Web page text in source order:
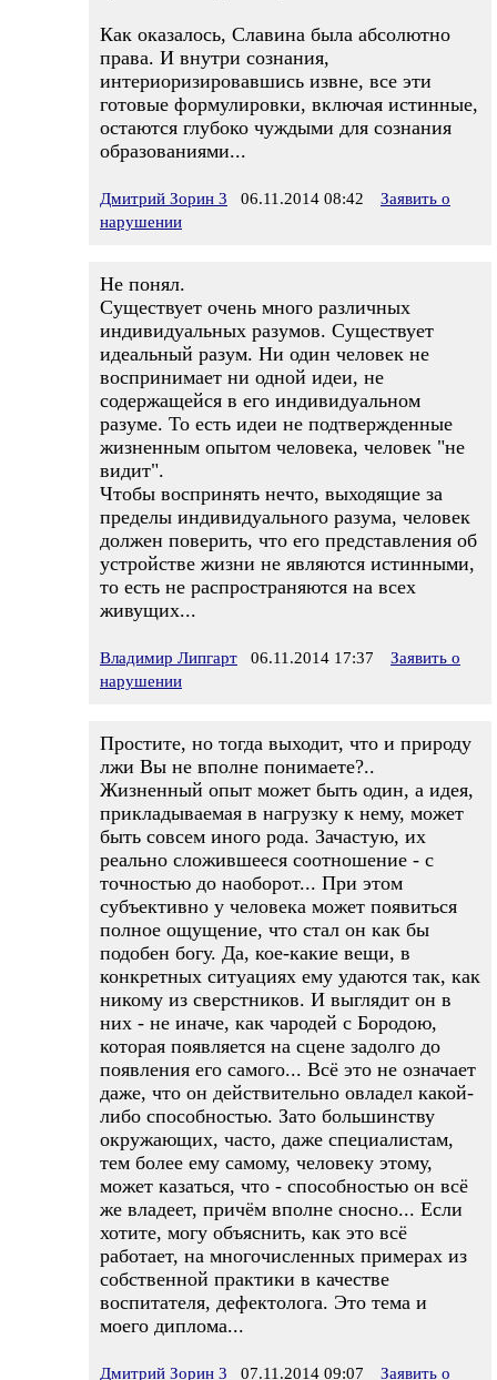
Как оказалось, Славина была абсолютно
права. И внутри сознания,
интериоризировавшись извне, все эти
готовые формулировки, включая истинные,
остаются глубоко чуждыми для сознания
образованиями...
Дмитрий Зорин 3 06.11.2014 08:42
Заявить о
нарушении
Не понял.
Существует очень много различных
индивидуальных разумов. Существует
идеальный разум. Ни один человек не
воспринимает ни одной идеи, не
содержащейся в его индивидуальном
разуме. То есть идеи не подтвержденные
жизненным опытом человека, человек "не
видит".
Чтобы воспринять нечто, выходящие за
пределы индивидуального разума, человек
должен поверить, что его представления об
устройстве жизни не являются истинными,
то есть не распространяются на всех
живущих...
Владимир Липгарт 06.11.2014 17:37
Заявить о
нарушении
Простите, но тогда выходит, что и природу
лжи Вы не вполне понимаете?..
Жизненный опыт может быть один, а идея,
прикладываемая в нагрузку к нему, может
быть совсем иного рода. Зачастую, их
реально сложившееся соотношение - с
точностью до наоборот... При этом
субъективно у человека может появиться
полное ощущение, что стал он как бы
подобен богу. Да, кое-какие вещи, в
конкретных ситуациях ему удаются так, как
никому из сверстников. И выглядит он в
них - не иначе, как чародей с Бородою,
которая появляется на сцене задолго до
появления его самого... Всё это не означает
даже, что он действительно овладел какой-
либо способностью. Зато большинству
окружающих, часто, даже специалистам,
тем более ему самому, человеку этому,
может казаться, что - способностью он всё
же владеет, причём вполне сносно... Если
хотите, могу объяснить, как это всё
работает, на многочисленных примерах из
собственной практики в качестве
воспитателя, дефектолога. Это тема и
моего диплома...
Дмитрий Зорин 3 07.11.2014 09:07 Заявить о